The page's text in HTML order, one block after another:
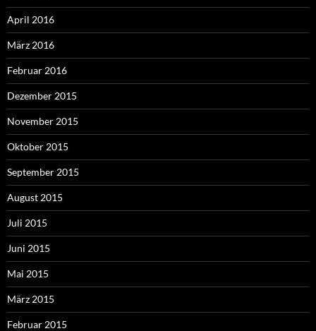
April 2016
März 2016
Februar 2016
Dezember 2015
November 2015
Oktober 2015
September 2015
August 2015
Juli 2015
Juni 2015
Mai 2015
März 2015
Februar 2015